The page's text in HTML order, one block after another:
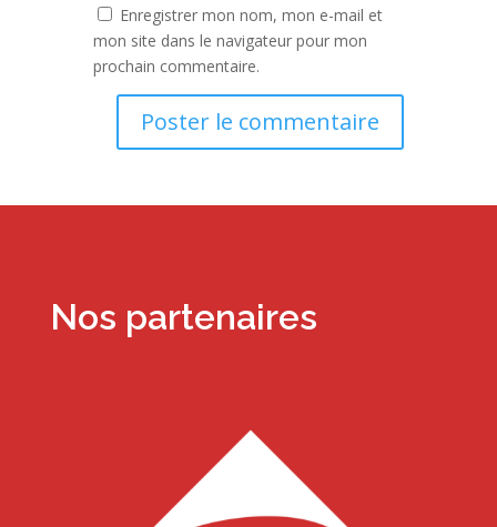
Enregistrer mon nom, mon e-mail et
mon site dans le navigateur pour mon
prochain commentaire.
Nos partenaires